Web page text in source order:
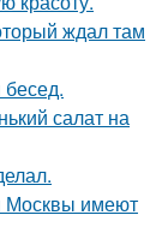
ждал там
салат на
Москвы имеют